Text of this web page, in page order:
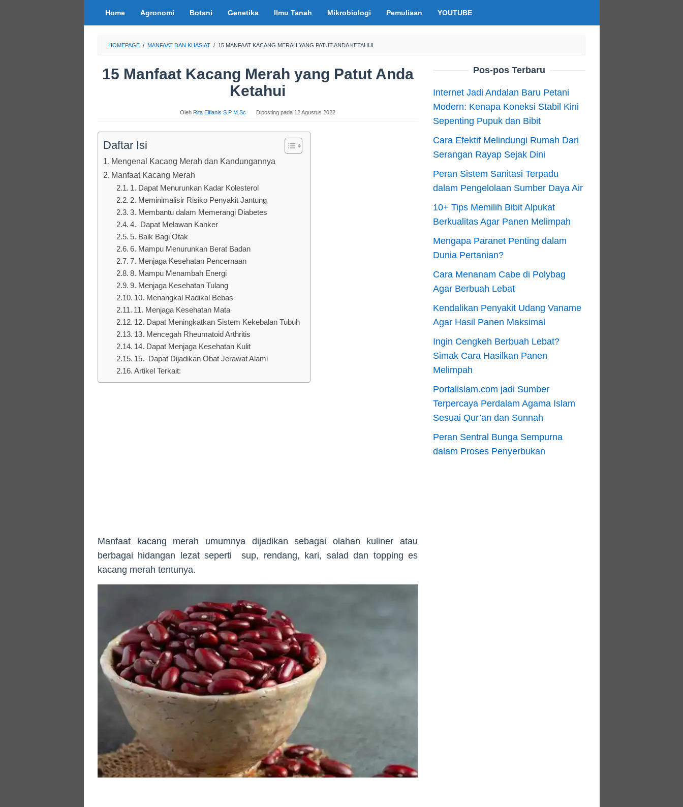
Home Agronomi Botani Genetika Ilmu Tanah Mikrobiologi Pemuliaan YOUTUBE
HOMEPAGE / MANFAAT DAN KHASIAT / 15 MANFAAT KACANG MERAH YANG PATUT ANDA KETAHUI
15 Manfaat Kacang Merah yang Patut Anda
Ketahui
Oleh Rita Elfianis S.P M.Sc Diposting pada 12 Agustus 2022
Daftar Isi
Mengenal Kacang Merah dan Kandungannya
Manfaat Kacang Merah
1. Dapat Menurunkan Kadar Kolesterol
2. Meminimalisir Risiko Penyakit Jantung
3. Membantu dalam Memerangi Diabetes
4. Dapat Melawan Kanker
5. Baik Bagi Otak
6. Mampu Menurunkan Berat Badan
7. Menjaga Kesehatan Pencernaan
8. Mampu Menambah Energi
9. Menjaga Kesehatan Tulang
10. Menangkal Radikal Bebas
11. Menjaga Kesehatan Mata
12. Dapat Meningkatkan Sistem Kekebalan Tubuh
13. Mencegah Rheumatoid Arthritis
14. Dapat Menjaga Kesehatan Kulit
15. Dapat Dijadikan Obat Jerawat Alami
Artikel Terkait:
Manfaat kacang merah umumnya dijadikan sebagai olahan kuliner atau
berbagai hidangan lezat seperti sup, rendang, kari, salad dan topping es
kacang merah tentunya.
Pos-pos Terbaru
Internet Jadi Andalan Baru Petani
Modern: Kenapa Koneksi Stabil Kini
Sepenting Pupuk dan Bibit
Cara Efektif Melindungi Rumah Dari
Serangan Rayap Sejak Dini
Peran Sistem Sanitasi Terpadu
dalam Pengelolaan Sumber Daya Air
10+ Tips Memilih Bibit Alpukat
Berkualitas Agar Panen Melimpah
Mengapa Paranet Penting dalam
Dunia Pertanian?
Cara Menanam Cabe di Polybag
Agar Berbuah Lebat
Kendalikan Penyakit Udang Vaname
Agar Hasil Panen Maksimal
Ingin Cengkeh Berbuah Lebat?
Simak Cara Hasilkan Panen
Melimpah
Portalislam.com jadi Sumber
Terpercaya Perdalam Agama Islam
Sesuai Qur’an dan Sunnah
Peran Sentral Bunga Sempurna
dalam Proses Penyerbukan